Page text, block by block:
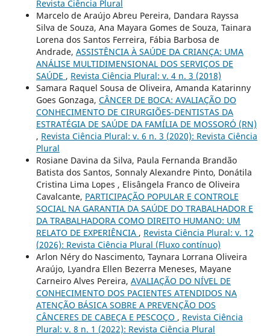
Revista Ciência Plural
Marcelo de Araújo Abreu Pereira, Dandara Rayssa
Silva de Souza, Ana Mayara Gomes de Souza, Tainara
Lorena dos Santos Ferreira, Fábia Barbosa de
Andrade, ASSISTÊNCIA À SAÚDE DA CRIANÇA: UMA
ANÁLISE MULTIDIMENSIONAL DOS SERVIÇOS DE
SAÚDE , Revista Ciência Plural: v. 4 n. 3 (2018)
Samara Raquel Sousa de Oliveira, Amanda Katarinny
Goes Gonzaga, CÂNCER DE BOCA: AVALIAÇÃO DO
CONHECIMENTO DE CIRURGIÕES-DENTISTAS DA
ESTRATÉGIA DE SAÚDE DA FAMÍLIA DE MOSSORÓ (RN)
, Revista Ciência Plural: v. 6 n. 3 (2020): Revista Ciência
Plural
Rosiane Davina da Silva, Paula Fernanda Brandão
Batista dos Santos, Sonnaly Alexandre Pinto, Donátila
Cristina Lima Lopes , Elisângela Franco de Oliveira
Cavalcante, PARTICIPAÇÃO POPULAR E CONTROLE
SOCIAL NA GARANTIA DA SAÚDE DO TRABALHADOR E
DA TRABALHADORA COMO DIREITO HUMANO: UM
RELATO DE EXPERIÊNCIA , Revista Ciência Plural: v. 12
(2026): Revista Ciência Plural (Fluxo contínuo)
Arlon Néry do Nascimento, Taynara Lorrana Oliveira
Araújo, Lyandra Ellen Bezerra Meneses, Mayane
Carneiro Alves Pereira, AVALIAÇÃO DO NÍVEL DE
CONHECIMENTO DOS PACIENTES ATENDIDOS NA
ATENÇÃO BÁSICA SOBRE A PREVENÇÃO DOS
CÂNCERES DE CABEÇA E PESCOÇO , Revista Ciência
Plural: v. 8 n. 1 (2022): Revista Ciência Plural